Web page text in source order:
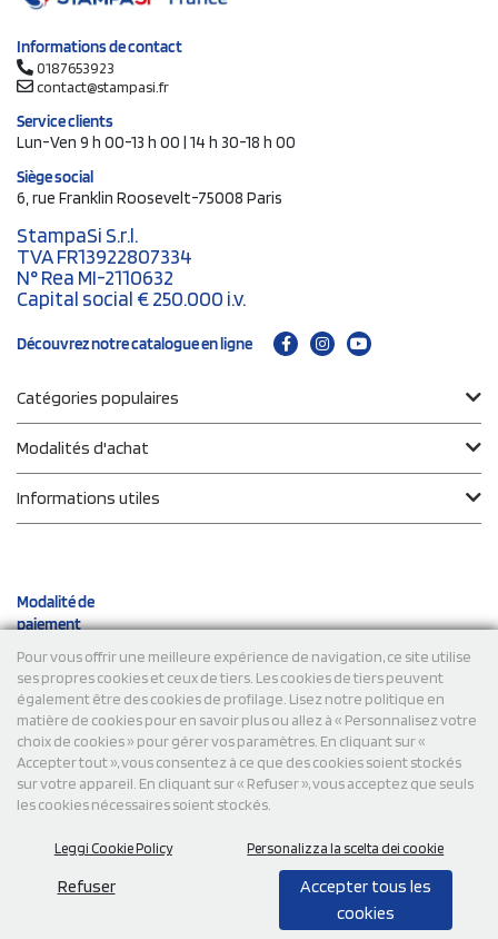
Pour vous offrir une meilleure expérience de navigation, ce site utilise
ses propres cookies et ceux de tiers. Les cookies de tiers peuvent
également être des cookies de profilage. Lisez notre politique en
matière de cookies pour en savoir plus ou allez à « Personnalisez votre
choix de cookies » pour gérer vos paramètres. En cliquant sur «
Accepter tout », vous consentez à ce que des cookies soient stockés
sur votre appareil. En cliquant sur « Refuser », vous acceptez que seuls
les cookies nécessaires soient stockés.
Leggi Cookie Policy Personalizza la scelta dei cookie
Refuser
Accepter tous les
cookies
Informations de contact
0187653923
contact@stampasi.fr
Service clients
Lun-Ven 9 h 00-13 h 00 | 14 h 30-18 h 00
Siège social
6, rue Franklin Roosevelt-75008 Paris
StampaSi S.r.l.
TVA FR13922807334
N° Rea MI-2110632
Capital social € 250.000 i.v.
Découvrez notre catalogue en ligne
Catégories populaires
Modalités d'achat
Informations utiles
Modalité de
paiement
Expéditions
© 2026 StampaSi s.r.l. TOUS DROITS RÉSERVÉS - TVA
FR13922807334